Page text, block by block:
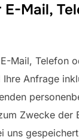
Mail,
Mail, Telefon
Anfrage
Zwecke der
uns